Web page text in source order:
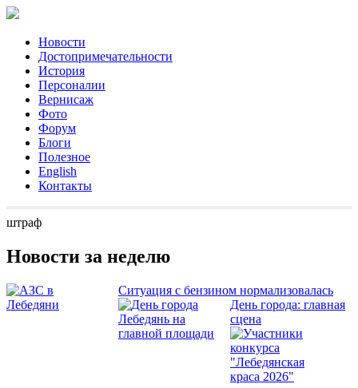
Новости
Достопримечательности
История
Персоналии
Вернисаж
Фото
Форум
Блоги
Полезное
English
Контакты
штраф
Новости за неделю
Ситуация с бензином нормализовалась
День города: главная
сцена